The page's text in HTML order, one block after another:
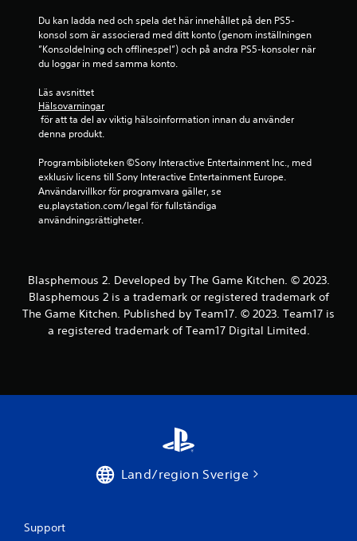
Du kan ladda ned och spela det här innehållet på den PS5-
konsol som är associerad med ditt konto (genom inställningen
”Konsoldelning och offlinespel”) och på andra PS5-konsoler när
du loggar in med samma konto.
Läs avsnittet
Hälsovarningar
denna produkt.
Programbiblioteken ©Sony Interactive Entertainment Inc., med
exklusiv licens till Sony Interactive Entertainment Europe.
Användarvillkor för programvara gäller, se
eu.playstation.com/legal för fullständiga
användningsrättigheter.
Blasphemous 2. Developed by The Game Kitchen. © 2023.
Blasphemous 2 is a trademark or registered trademark of
The Game Kitchen. Published by Team17. © 2023. Team17 is
a registered trademark of Team17 Digital Limited.
Land/region Sverige
Support